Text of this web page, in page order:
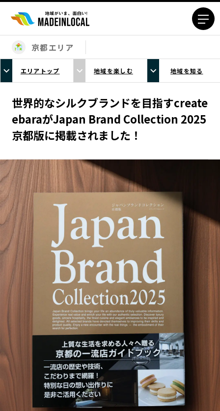
エリアから探す
北海道エリア
青森エリア
岩手エリア
秋田エリア
山形エリア
福島エリア
茨城エリア
栃木エリア
群馬エリア
埼玉エリア
千葉エリア
東京23区エリア
多摩エリア
神奈川エリア
新潟エリア
富山エリア
石川エリア
福井エリア
山梨エリア
岐阜エリア
静岡エリア
滋賀エリア
大阪市エリア
堺・泉州エリア
兵庫エリア
和歌山エリア
島根エリア
広島エリア
山口エリア
徳島エリア
香川エリア
愛媛エリア
高知エリア
福岡エリア
京都エリア
エリアトップ 地域を楽しむ 地域を知る
世界的なシルクブランドを目指すcreate
ebaraがJapan Brand Collection 2025
京都版に掲載されました！